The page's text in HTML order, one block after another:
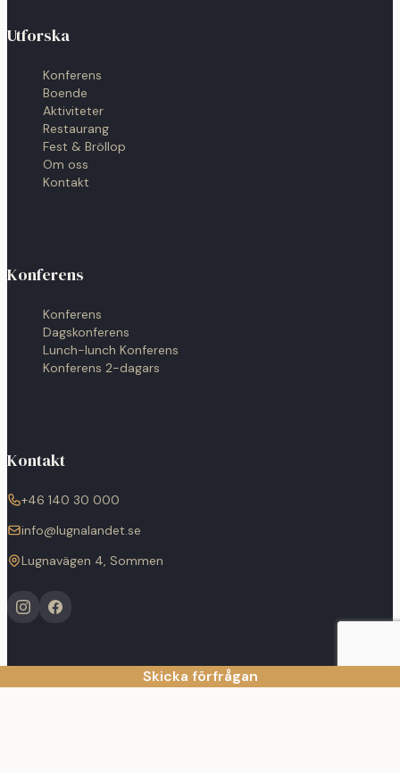
Skicka förfrågan
Utforska
Konferens
Boende
Aktiviteter
Restaurang
Fest & Bröllop
Om oss
Kontakt
Konferens
Konferens
Dagskonferens
Lunch-lunch Konferens
Konferens 2-dagars
Kontakt
+46 140 30 000
info@lugnalandet.se
Lugnavägen 4, Sommen